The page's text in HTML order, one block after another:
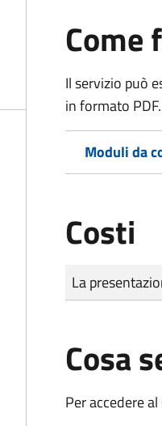
Come
Il servizio può
in formato PDF.
Moduli da
Costi
Tipo di
Importo
La
Cosa
Per accedere